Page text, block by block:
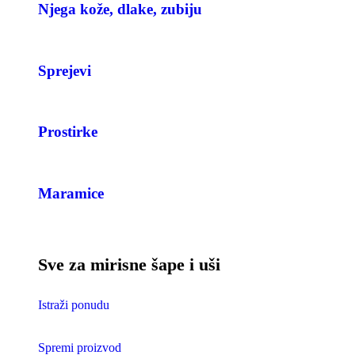
Njega kože, dlake, zubiju
Sprejevi
Prostirke
Maramice
Sve za mirisne šape i uši
Istraži ponudu
Spremi proizvod